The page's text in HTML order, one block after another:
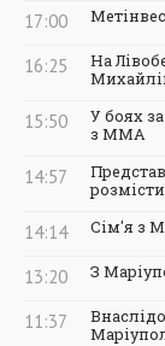
17:00
16:25
На
15:50
У боях
з ММА
14:57
14:14 Сім'я з
13:20 З
11:37